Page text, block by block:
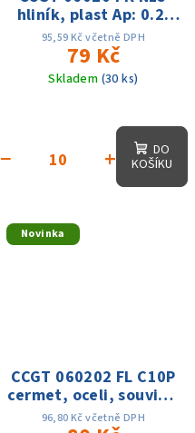
hliník, plast Ap: 0.2-
0.1mm; f:0.03-
0.1,Vc:150-300m/min
95,59 Kč včetně DPH
79 Kč
Skladem (30 ks)
+
−
DO
KOŠÍKU
Novinka
CCGT 060202 FL C10P
cermet, oceli, souvislý
řez, Ap: 0.1-1.2mm;
96,80 Kč včetně DPH